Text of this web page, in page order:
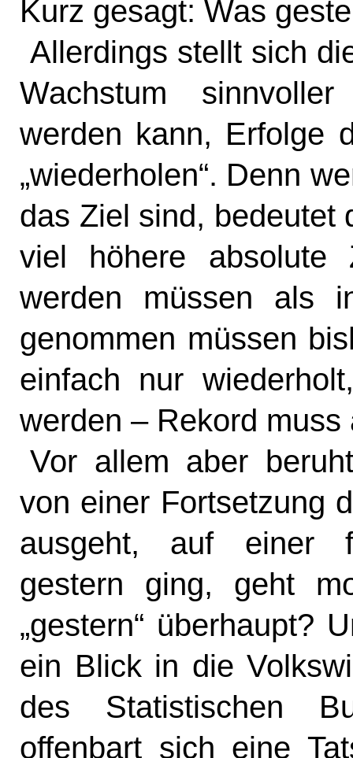
Kurz gesagt: Was
Allerdings stellt sich
Wachstum
werden kann, Erfolge
„wiederholen“. Denn
das Ziel sind, bedeutet
viel höhere absolute
werden müssen als
genommen müssen
einfach nur
werden – Rekord
Vor allem aber
von einer Fortsetzung
ausgeht, auf einer
gestern ging, geht
„gestern“ überhaupt?
ein Blick in die
des Statistischen
offenbart sich eine